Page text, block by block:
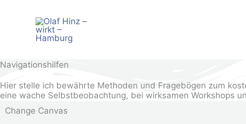
Navigationshilfen
Hier stelle ich bewährte Methoden und Fragebögen zum
eine wache Selbstbeobachtung, bei wirksamen Workshops
Change Canvas